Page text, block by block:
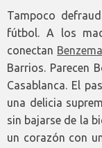
Tampoco
fútbol. A los
conectan Benzema
Barrios. Parecen
Casablanca. El
una delicia
sin bajarse de la
un corazón con